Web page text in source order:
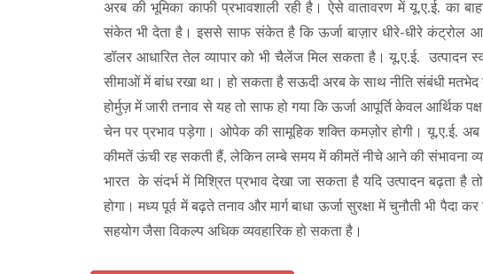
अरब की भूमिका काफी प्रभावशाली रही है। ऐसे वातावरण में यू.ए.ई. का
संकेत भी देता है। इससे साफ संकेत है कि ऊर्जा बाज़ार धीरे-धीरे कंट्रोल
डॉलर आधारित तेल व्यापार को भी चैलेंज मिल सकता है। यू.ए.ई. उत्पादन
सीमाओं में बांध रखा था। हो सकता है सऊदी अरब के साथ नीति संबंधी मतभेद
होर्मुज़ में जारी तनाव से यह तो साफ हो गया कि ऊर्जा आपूर्ति केवल आर्थिक
चेन पर प्रभाव पड़ेगा। ओपेक की सामूहिक शक्ति कमज़ोर होगी। यू.ए.ई.
कीमतें ऊंची रह सकती हैं, लेकिन लम्बे समय में कीमतें नीचे आने की संभावना
भारत के संदर्भ में मिश्रित प्रभाव देखा जा सकता है यदि उत्पादन बढ़ता है
होगा। मध्य पूर्व में बढ़ते तनाव और मार्ग बाधा ऊर्जा सुरक्षा में चुनौती भी
सहयोग जैसा विकल्प अधिक व्यवहारिक हो सकता है।